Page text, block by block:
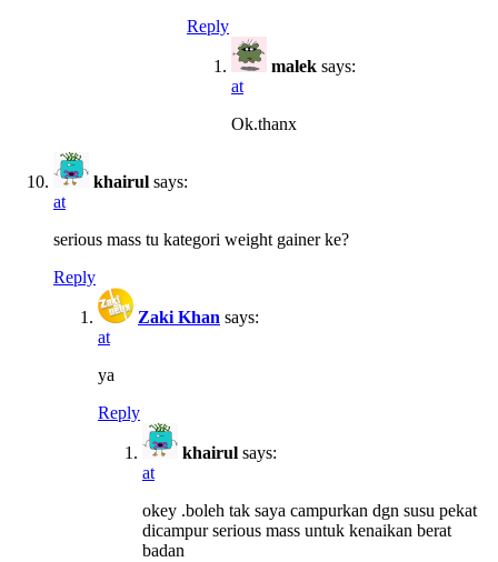
Reply
malek says:
at
Ok.thanx
khairul says:
at
serious mass tu kategori weight gainer ke?
Reply
Zaki Khan says:
at
ya
Reply
khairul says:
at
okey .boleh tak saya campurkan dgn susu pekat
dicampur serious mass untuk kenaikan berat
badan